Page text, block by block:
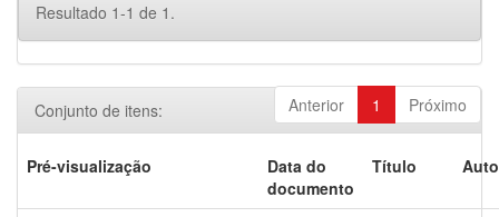
Resultado 1-1 de 1.
Anterior 1 Próximo
Conjunto de itens:
Pré-visualização
Data do
documento
Título